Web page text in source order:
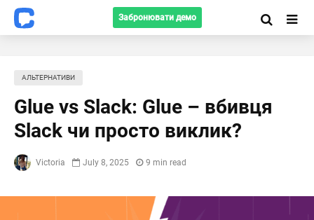
Забронювати демо
АЛЬТЕРНАТИВИ
Glue vs Slack: Glue – вбивця
Slack чи просто виклик?
Victoria July 8, 2025 9 min read